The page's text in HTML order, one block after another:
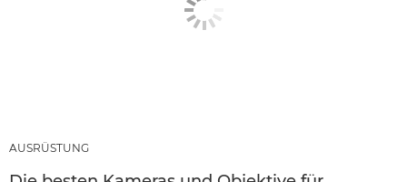
AUSRÜSTUNG